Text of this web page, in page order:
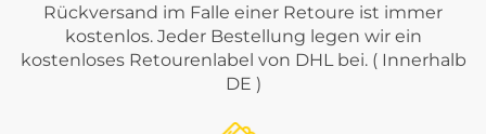
Rückversand im Falle einer Retoure ist immer
kostenlos. Jeder Bestellung legen wir ein
kostenloses Retourenlabel von DHL bei. ( Innerhalb
DE )